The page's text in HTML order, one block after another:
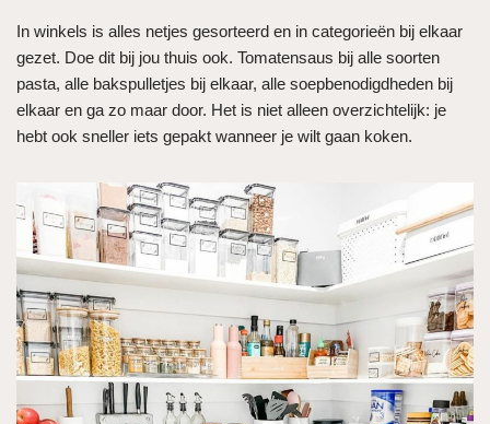
In winkels is alles netjes gesorteerd en in categorieën bij elkaar
gezet. Doe dit bij jou thuis ook. Tomatensaus bij alle soorten
pasta, alle bakspulletjes bij elkaar, alle soepbenodigdheden bij
elkaar en ga zo maar door. Het is niet alleen overzichtelijk: je
hebt ook sneller iets gepakt wanneer je wilt gaan koken.